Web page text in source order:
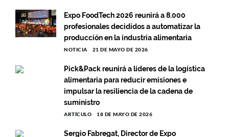
Expo FoodTech 2026 reunirá a 8.000
profesionales decididos a automatizar la
producción en la industria alimentaria
NOTICIA 21 DE MAYO DE 2026
Pick&Pack reunirá a líderes de la logística
alimentaria para reducir emisiones e
impulsar la resiliencia de la cadena de
suministro
ARTÍCULO 18 DE MAYO DE 2026
Sergio Fabregat, Director de Expo